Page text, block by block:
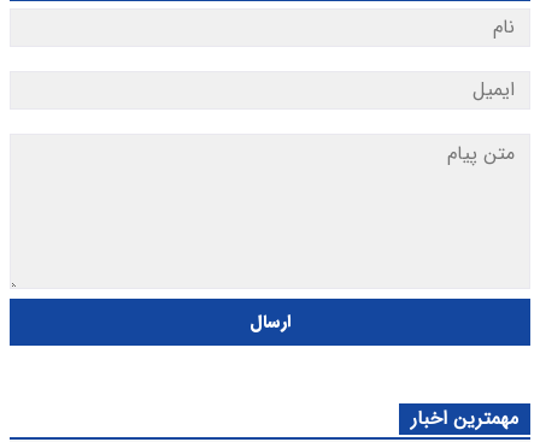
ارسال
مهمترین اخبار